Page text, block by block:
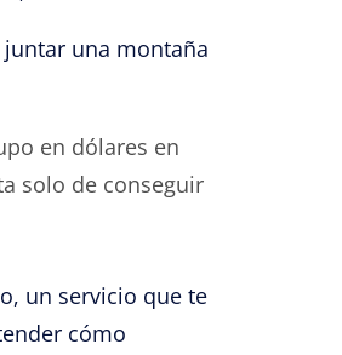
una montaña
en dólares en
solo de conseguir
un servicio que te
cómo